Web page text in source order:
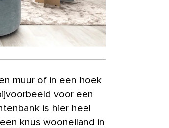
muur of in een hoek
voor een
is hier heel
knus wooneiland in